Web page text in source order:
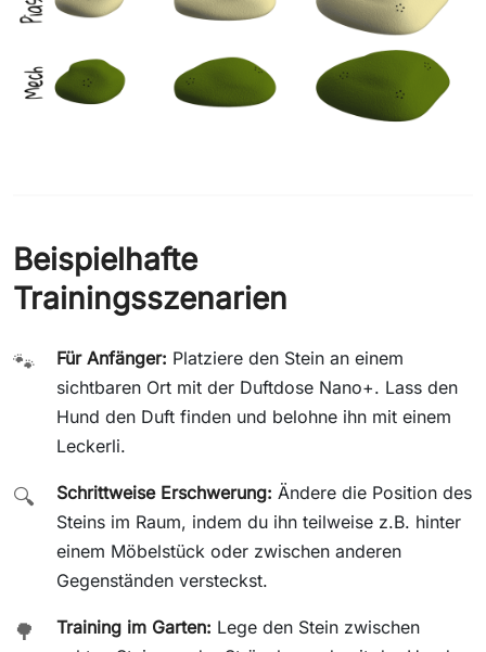
Beispielhafte
Trainingsszenarien
🐾 Für Anfänger: Platziere den Stein an einem
sichtbaren Ort mit der Duftdose Nano+. Lass den
Hund den Duft finden und belohne ihn mit einem
Leckerli.
🔍 Schrittweise Erschwerung: Ändere die Position des
Steins im Raum, indem du ihn teilweise z.B. hinter
einem Möbelstück oder zwischen anderen
Gegenständen versteckst.
🌳 Training im Garten: Lege den Stein zwischen